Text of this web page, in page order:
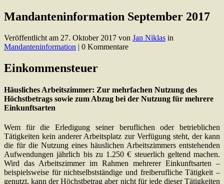
Mandanteninformation September 2017
Veröffentlicht am 27. Oktober 2017 von Jan Niklas in
Mandanteninformation | 0 Kommentare
Einkommensteuer
Häusliches Arbeitszimmer: Zur mehrfachen Nutzung des
Höchstbetrags sowie zum Abzug bei der Nutzung für mehrere
Einkunftsarten
Wem für die Erledigung seiner beruflichen oder betrieblichen
Tätigkeiten kein anderer Arbeitsplatz zur Verfügung steht, der kann
die für die Nutzung eines häuslichen Arbeitszimmers entstehenden
Aufwendungen jährlich bis zu 1.250 € steuerlich geltend machen.
Wird das Arbeitszimmer im Rahmen mehrerer Einkunftsarten –
beispielsweise für nichtselbstständige und freiberufliche Tätigkeit –
genutzt, kann der Höchstbetrag aber nicht für jede dieser Tätigkeiten